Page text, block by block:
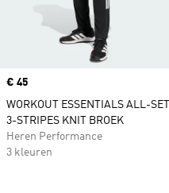
Price
€ 45
WORKOUT ESSENTIALS ALL-SET
3-STRIPES KNIT BROEK
Heren Performance
3 kleuren